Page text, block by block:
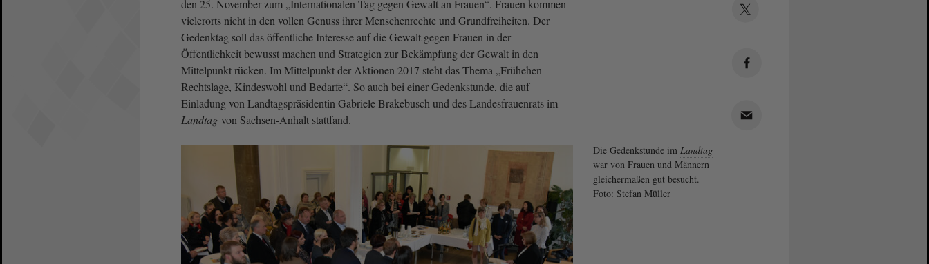
den 25. November zum „Internationalen Tag gegen Gewalt an Frauen“. Frauen kommen
vielerorts nicht in den vollen Genuss ihrer Menschenrechte und Grundfreiheiten. Der
Gedenktag soll das öffentliche Interesse auf die Gewalt gegen Frauen in der
Öffentlichkeit bewusst machen und Strategien zur Bekämpfung der Gewalt in den
Mittelpunkt rücken. Im Mittelpunkt der Aktionen 2017 steht das Thema „Frühehen –
Rechtslage, Kindeswohl und Bedarfe“. So auch bei einer Gedenkstunde, die auf
Einladung von Landtagspräsidentin Gabriele Brakebusch und des Landesfrauenrats im
Landtag von Sachsen-Anhalt stattfand.
Die Gedenkstunde im Landtag
war von Frauen und Männern
gleichermaßen gut besucht.
Foto: Stefan Müller